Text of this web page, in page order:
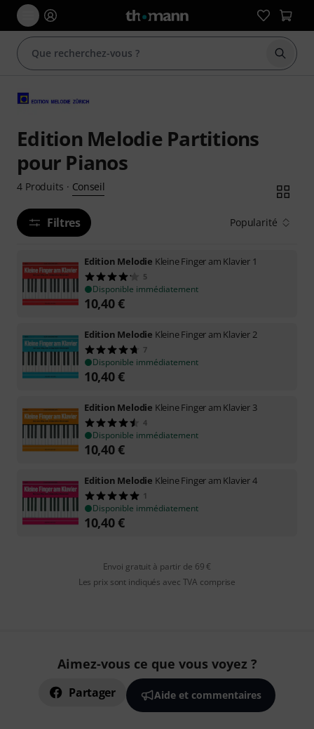
Edition Melodie Partitions
pour Pianos
4 Produits · Conseil
Filtres Popularité
Edition Melodie Kleine Finger am Klavier 1
5
Disponible immédiatement
10,40€
Edition Melodie Kleine Finger am Klavier 2
7
Disponible immédiatement
10,40€
Edition Melodie Kleine Finger am Klavier 3
4
Disponible immédiatement
10,40€
Edition Melodie Kleine Finger am Klavier 4
1
Disponible immédiatement
10,40€
Envoi gratuit à partir de 69 €
Les prix sont indiqués avec TVA comprise
Aimez-vous ce que vous voyez ?
Partager Aide et commentaires